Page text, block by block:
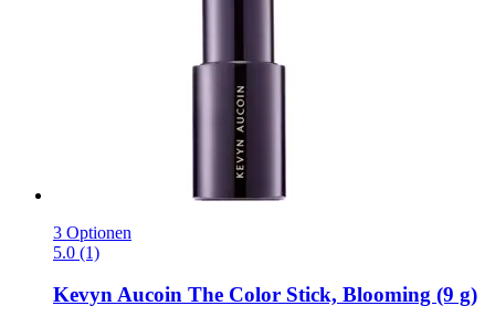
3 Optionen
5.0 (1)
Kevyn Aucoin The Color Stick, Blooming (9 g)